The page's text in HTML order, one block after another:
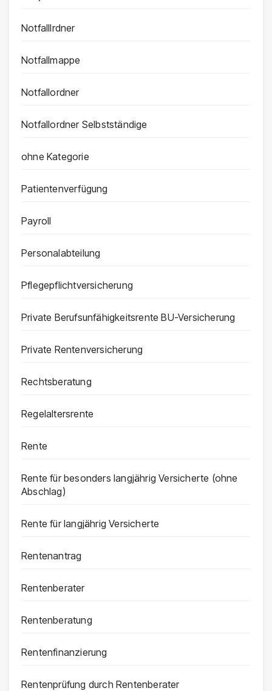
Notfalllrdner
Notfallmappe
Notfallordner
Notfallordner Selbstständige
ohne Kategorie
Patientenverfügung
Payroll
Personalabteilung
Pflegepflichtversicherung
Private Berufsunfähigkeitsrente BU-Versicherung
Private Rentenversicherung
Rechtsberatung
Regelaltersrente
Rente
Rente für besonders langjährig Versicherte (ohne
Abschlag)
Rente für langjährig Versicherte
Rentenantrag
Rentenberater
Rentenberatung
Rentenfinanzierung
Rentenprüfung durch Rentenberater